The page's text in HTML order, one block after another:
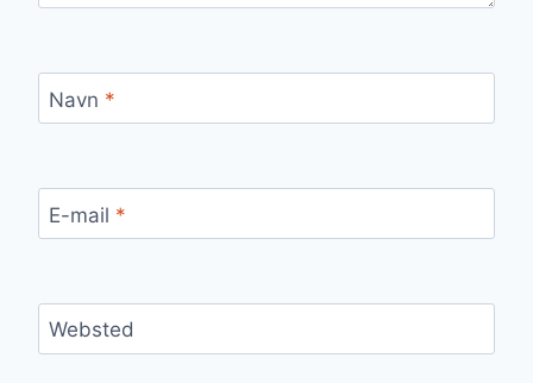
Navn *
E-mail *
Websted